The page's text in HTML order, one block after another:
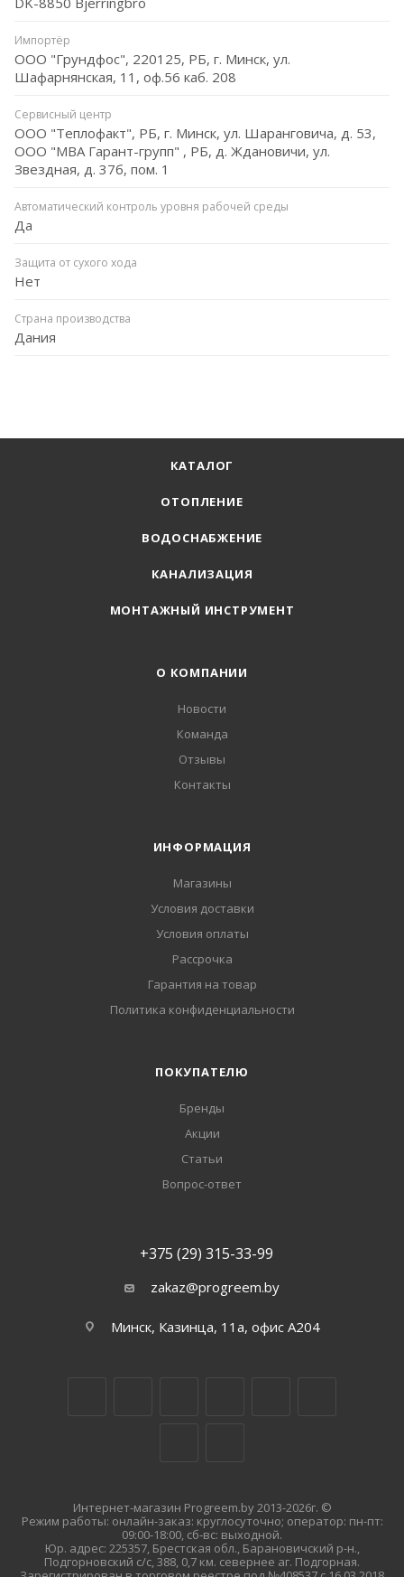
Импортёр
ООО "Грундфос", 220125, РБ, г. Минск, ул.
Шафарнянская, 11, оф.56 каб. 208
Сервисный центр
ООО "Теплофакт", РБ, г. Минск, ул. Шаранговича, д. 53,
ООО "МВА Гарант-групп" , РБ, д. Ждановичи, ул.
Звездная, д. 37б, пом. 1
Автоматический контроль уровня рабочей среды
Да
Защита от сухого хода
Нет
Страна производства
Дания
КАТАЛОГ
ОТОПЛЕНИЕ
ВОДОСНАБЖЕНИЕ
КАНАЛИЗАЦИЯ
МОНТАЖНЫЙ ИНСТРУМЕНТ
О КОМПАНИИ
Новости
Команда
Отзывы
Контакты
ИНФОРМАЦИЯ
Магазины
Условия доставки
Условия оплаты
Рассрочка
Гарантия на товар
Политика конфиденциальности
ПОКУПАТЕЛЮ
Бренды
Акции
Статьи
Вопрос-ответ
+375 (29) 315-33-99
zakaz@progreem.by
Минск, Казинца, 11а, офис А204
Интернет-магазин Progreem.by 2013-2026г. ©
Режим работы: онлайн-заказ: круглосуточно; оператор: пн-пт:
09:00-18:00, сб-вс: выходной.
Юр. адрес: 225357, Брестская обл., Барановичский р-н.,
Подгорновский с/с, 388, 0,7 км. севернее аг. Подгорная.